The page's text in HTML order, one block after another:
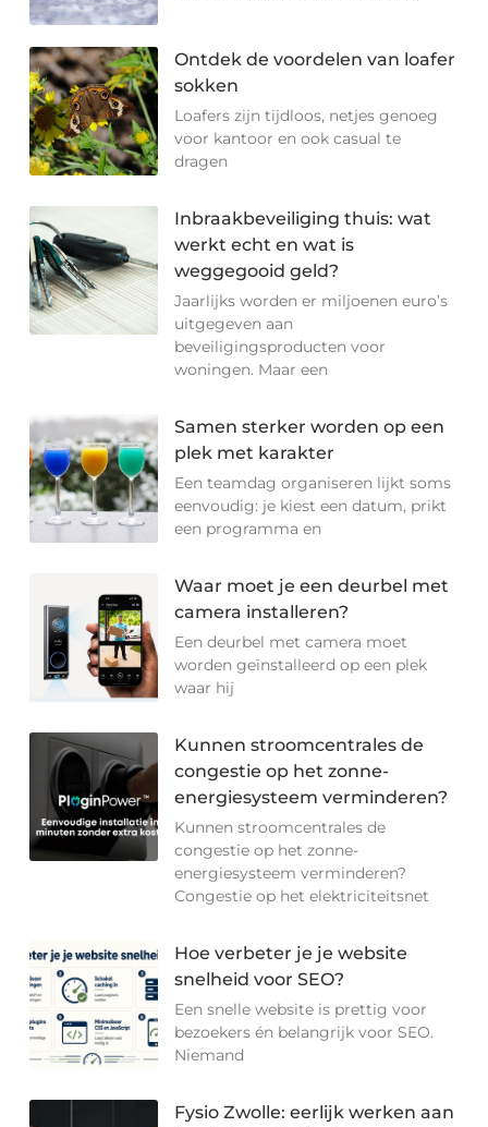
Ontdek de voordelen van loafer
sokken
Loafers zijn tijdloos, netjes genoeg
voor kantoor en ook casual te
dragen
Inbraakbeveiliging thuis: wat
werkt echt en wat is
weggegooid geld?
Jaarlijks worden er miljoenen euro’s
uitgegeven aan
beveiligingsproducten voor
woningen. Maar een
Samen sterker worden op een
plek met karakter
Een teamdag organiseren lijkt soms
eenvoudig: je kiest een datum, prikt
een programma en
Waar moet je een deurbel met
camera installeren?
Een deurbel met camera moet
worden geïnstalleerd op een plek
waar hij
Kunnen stroomcentrales de
congestie op het zonne-
energiesysteem verminderen?
Kunnen stroomcentrales de
congestie op het zonne-
energiesysteem verminderen?
Congestie op het elektriciteitsnet
Hoe verbeter je je website
snelheid voor SEO?
Een snelle website is prettig voor
bezoekers én belangrijk voor SEO.
Niemand
Fysio Zwolle: eerlijk werken aan